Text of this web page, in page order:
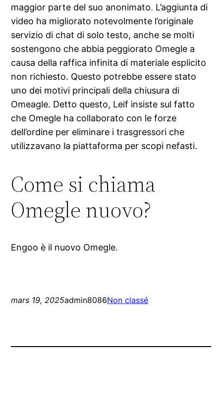
maggior parte del suo anonimato. L’aggiunta di
video ha migliorato notevolmente l’originale
servizio di chat di solo testo, anche se molti
sostengono che abbia peggiorato Omegle a
causa della raffica infinita di materiale esplicito
non richiesto. Questo potrebbe essere stato
uno dei motivi principali della chiusura di
Omeagle. Detto questo, Leif insiste sul fatto
che Omegle ha collaborato con le forze
dell’ordine per eliminare i trasgressori che
utilizzavano la piattaforma per scopi nefasti.
Come si chiama
Omegle nuovo?
Engoo è il nuovo Omegle.
mars 19, 2025admin8086Non classé